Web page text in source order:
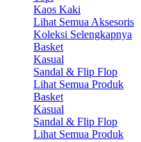
Kaos Kaki
Lihat Semua Aksesoris
Koleksi Selengkapnya
Basket
Kasual
Sandal & Flip Flop
Lihat Semua Produk
Basket
Kasual
Sandal & Flip Flop
Lihat Semua Produk